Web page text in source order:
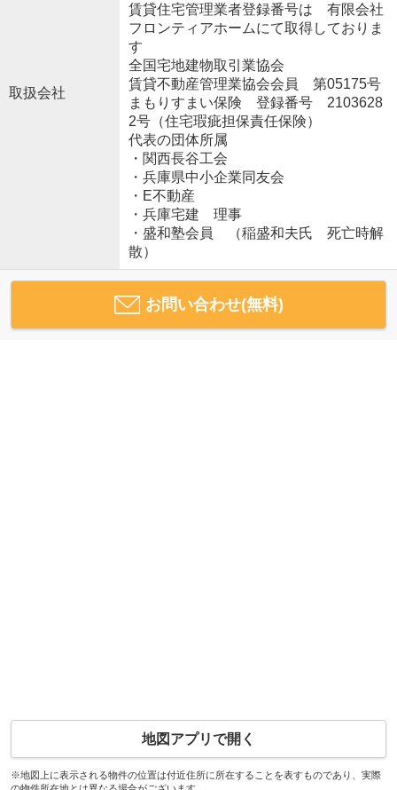
取扱会社
賃貸住宅管理業者登録番号は 有限会社
フロンティアホームにて取得しておりま
す
全国宅地建物取引業協会
賃貸不動産管理業協会会員 第05175号
まもりすまい保険 登録番号 2103628
2号（住宅瑕疵担保責任保険）
代表の団体所属
・関西長谷工会
・兵庫県中小企業同友会
・E不動産
・兵庫宅建 理事
・盛和塾会員 （稲盛和夫氏 死亡時解
散）
お問い合わせ(無料)
地図アプリで開く
※地図上に表示される物件の位置は付近住所に所在することを表すものであり、実際
の物件所在地とは異なる場合がございます。